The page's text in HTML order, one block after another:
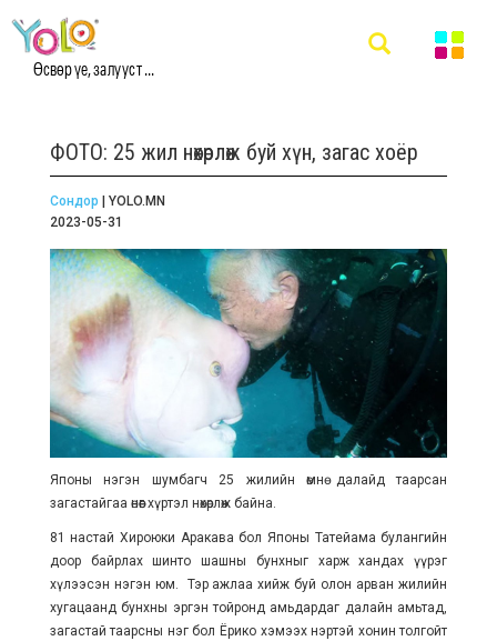
Өсвөр үе, залууст ...
ФОТО: 25 жил нөхөрлөж буй хүн, загас хоёр
Сондор | YOLO.MN
2023-05-31
Японы нэгэн шумбагч 25 жилийн өмнө далайд таарсан
загастайгаа өнөөг хүртэл нөхөрлөж байна.
81 настай Хироюки Аракава бол Японы Татейама булангийн
доор байрлах шинто шашны бунхныг харж хандах үүрэг
хүлээсэн нэгэн юм. Тэр ажлаа хийж буй олон арван жилийн
хугацаанд бунхны эргэн тойронд амьдардаг далайн амьтад,
загастай таарсны нэг бол Ёрико хэмээх нэртэй хонин толгойт